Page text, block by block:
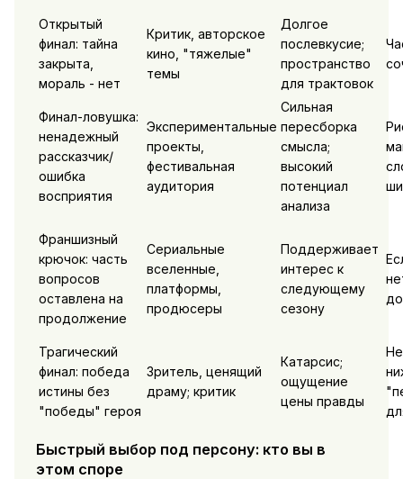
Открытый
финал: тайна
закрыта,
мораль - нет
Критик, авторское
кино, "тяжелые"
темы
Долгое
послевкусие;
пространство
для трактовок
Финал-ловушка:
ненадежный
рассказчик/
ошибка
восприятия
Экспериментальные
проекты,
фестивальная
аудитория
Сильная
пересборка
смысла;
высокий
потенциал
анализа
Франшизный
крючок: часть
вопросов
оставлена на
продолжение
Сериальные
вселенные,
платформы,
продюсеры
Поддерживает
интерес к
следующему
сезону
Трагический
финал: победа
истины без
"победы" героя
Зритель, ценящий
драму; критик
Катарсис;
ощущение
цены правды
Быстрый выбор под персону: кто вы в
этом споре